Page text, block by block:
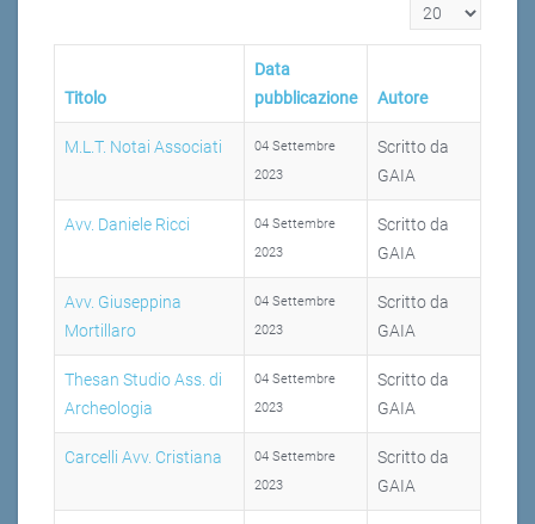
Visualizza n.
Titolo
Data
pubblicazione
Autore
M.L.T. Notai Associati
04 Settembre
2023
Scritto da
GAIA
Avv. Daniele Ricci
04 Settembre
2023
Scritto da
GAIA
Avv. Giuseppina
Mortillaro
04 Settembre
2023
Scritto da
GAIA
Thesan Studio Ass. di
Archeologia
04 Settembre
2023
Scritto da
GAIA
Carcelli Avv. Cristiana
04 Settembre
2023
Scritto da
GAIA